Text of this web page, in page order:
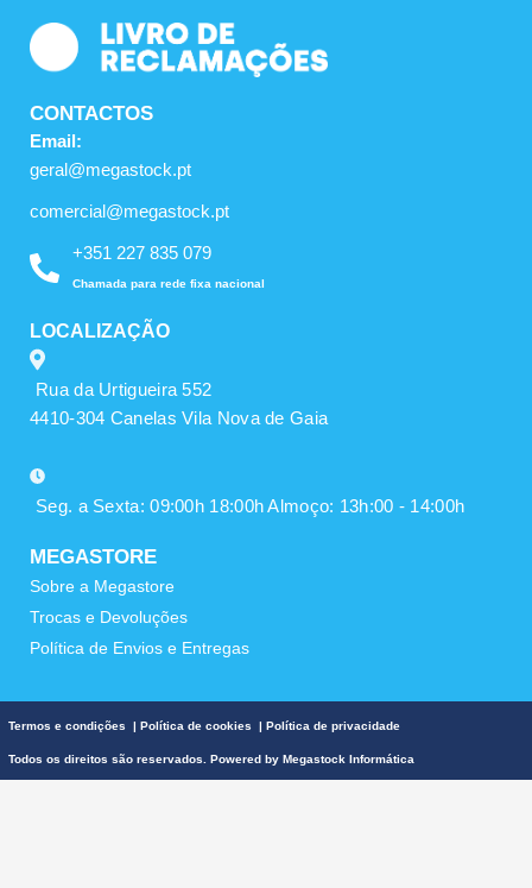
CONTACTOS
Email:
geral@megastock.pt
comercial@megastock.pt
+351 227 835 079
Chamada para rede fixa nacional
LOCALIZAÇÃO
Rua da Urtigueira 552
4410-304 Canelas Vila Nova de Gaia
Seg. a Sexta: 09:00h 18:00h Almoço: 13h:00 - 14:00h
MEGASTORE
Sobre a Megastore
Trocas e Devoluções
Política de Envios e Entregas
Termos e condições | Política de cookies | Política de privacidade
Todos os direitos são reservados. Powered by Megastock Informática